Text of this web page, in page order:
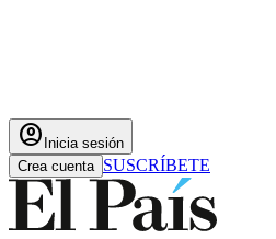
account_circle Inicia sesión
Crea cuenta SUSCRÍBETE